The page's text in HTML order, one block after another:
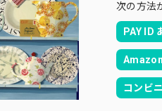
次の方法
PAY ID
コンビ